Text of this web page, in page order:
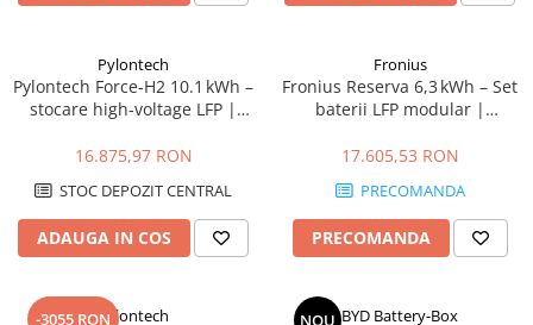
Pylontech
Pylontech Force‑H2 10.1 kWh –
stocare high‑voltage LFP |
Sungrow, Goodwe, Sofar
16.875,97 RON
STOC DEPOZIT CENTRAL
ADAUGA IN COS
Fronius
Fronius Reserva 6,3 kWh – Set
baterii LFP modular |
17.605,53 RON
PRECOMANDA
PRECOMANDA
-3055 RONPylontech NOU BYD Battery-Box